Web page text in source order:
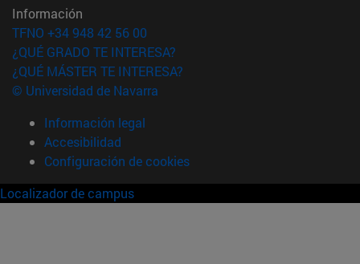
Información
TFNO +34 948 42 56 00
¿QUÉ GRADO TE INTERESA?
¿QUÉ MÁSTER TE INTERESA?
© Universidad de Navarra
Información legal
Accesibilidad
Configuración de cookies
Localizador de campus